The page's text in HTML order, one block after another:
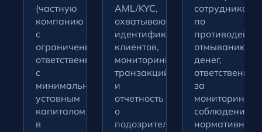
(частную
компанию
с
ограниченной
ответственностью)
с
минимальным
уставным
капиталом
в
AML/KYC,
охватывающие
идентификацию
клиентов,
мониторинг
транзакций
и
отчетность
о
подозрительной
сотрудника
по
отмыванию
денег,
за
мониторинг
соблюдения
нормативных